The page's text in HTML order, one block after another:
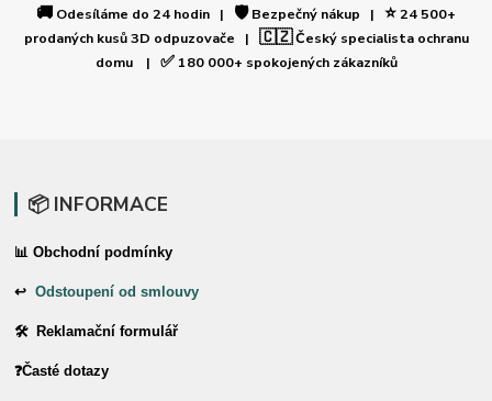
🚚 Odesíláme do 24 hodin | 🛡️Bezpečný nákup | ⭐24 500+
prodaných kusů 3D odpuzovače | 🇨🇿Český specialista ochranu
domu | ✅180 000+ spokojených zákazníků
📦 INFORMACE
📊 Obchodní podmínky
↩Odstoupení od smlouvy
🛠 Reklamační formulář
❓Časté dotazy